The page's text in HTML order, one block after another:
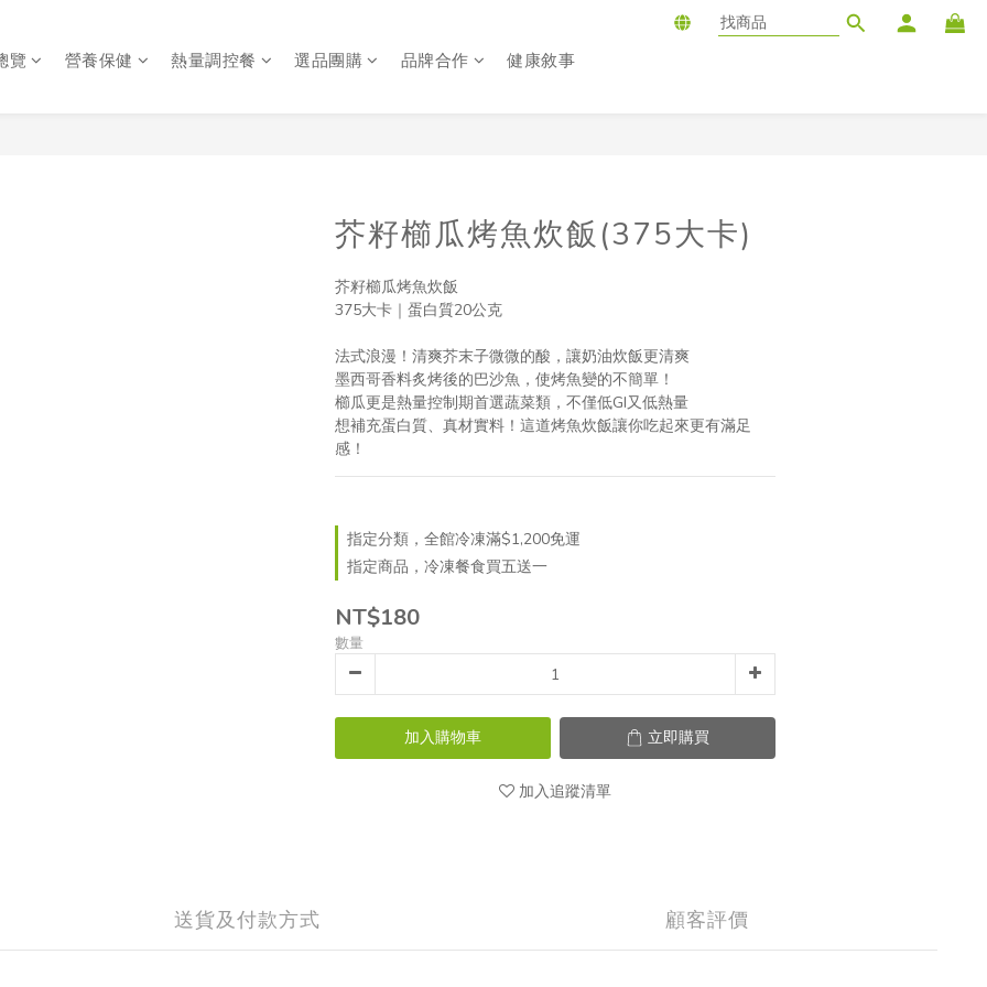
覽 營養保健 熱量調控餐 選品團購 品牌合作 健康敘事
芥籽櫛瓜烤魚炊飯(375大卡)
芥籽櫛瓜烤魚炊飯
375大卡｜蛋白質20公克
法式浪漫！清爽芥末子微微的酸，讓奶油炊飯更清爽
墨西哥香料炙烤後的巴沙魚，使烤魚變的不簡單！
櫛瓜更是熱量控制期首選蔬菜類，不僅低GI又低熱量
想補充蛋白質、真材實料！這道烤魚炊飯讓你吃起來更有滿足
感！
指定分類，全館冷凍滿$1,200免運
指定商品，冷凍餐食買五送一
NT$180
數量
加入購物車 立即購買
加入追蹤清單
送貨及付款方式 顧客評價